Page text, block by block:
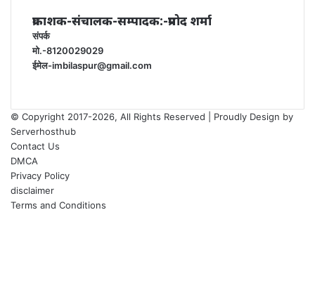
प्रकाशक-संचालक-सम्पादक:-प्रमोद शर्मा
संपर्क
मो.-8120029029
ईमेल-imbilaspur@gmail.com
© Copyright 2017-2026, All Rights Reserved | Proudly Design by
Serverhosthub
Contact Us
DMCA
Privacy Policy
disclaimer
Terms and Conditions